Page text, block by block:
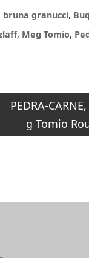
bruna granucci,
, Meg Tomio,
PEDRA-
g Tomio